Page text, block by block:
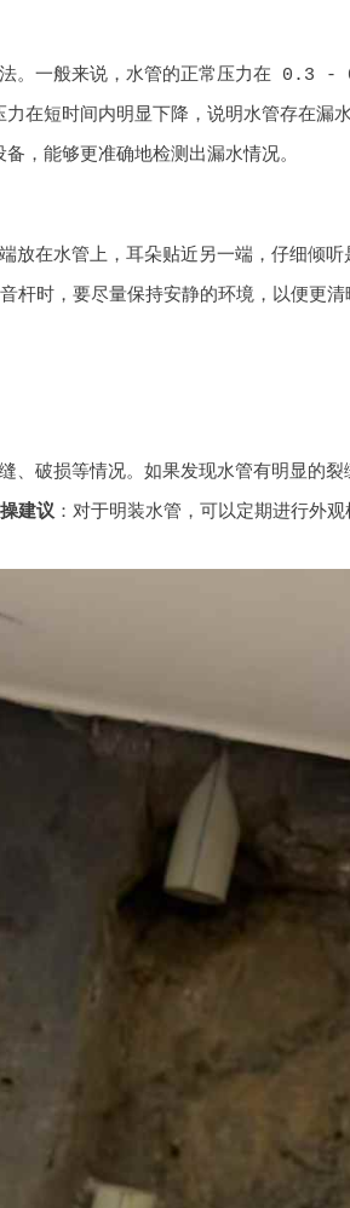
法。一般来说，水管的正常压力在 0.3
在短时间内明显下降，说明水管存在漏
，能够更准确地检测出漏水情况。
放在水管上，耳朵贴近另一端，仔细倾
杆时，要尽量保持安静的环境，以便更
、破损等情况。如果发现水管有明显的
建议：对于明装水管，可以定期进行外观